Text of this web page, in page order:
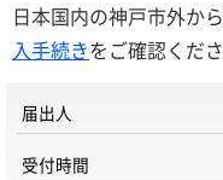
日本国内の神戸市外か
入手続きをご確認くださ
届出人
受付時間